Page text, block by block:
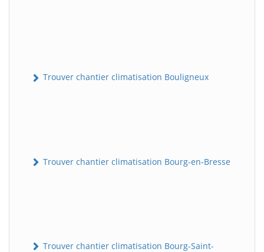
Trouver chantier climatisation Bouligneux
Trouver chantier climatisation Bourg-en-Bresse
Trouver chantier climatisation Bourg-Saint-